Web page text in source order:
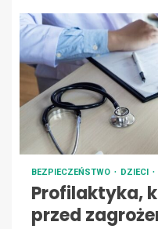
BEZPIECZEŃSTWO DZIECI
Profilaktyka,
przed